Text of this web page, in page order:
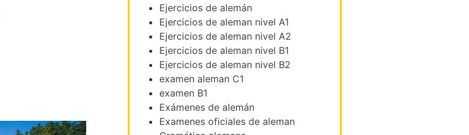
Ejercicios de alemán
Ejercicios de aleman nivel A1
Ejercicios de aleman nivel A2
Ejercicios de aleman nivel B1
Ejercicios de aleman nivel B2
examen aleman C1
examen B1
Exámenes de alemán
Examenes oficiales de aleman